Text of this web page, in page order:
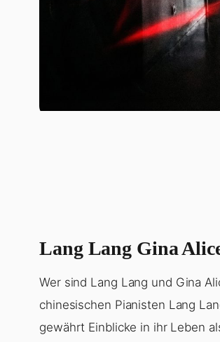
Lang Lang Gina
Wer sind Lang Lang und Gina
chinesischen Pianisten Lang
gewährt Einblicke in ihr Leben